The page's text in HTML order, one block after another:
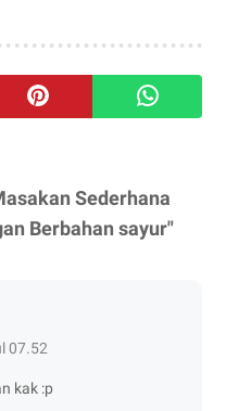
Sederhana
Berbahan sayur"
07.52
kak :p